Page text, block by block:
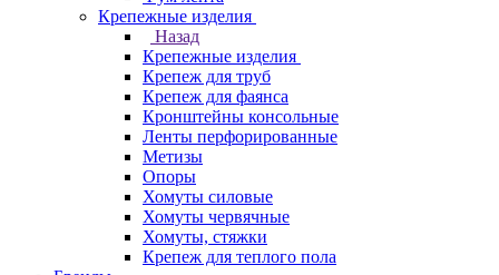
Крепежные изделия
Назад
Крепежные изделия
Крепеж для труб
Крепеж для фаянса
Кронштейны консольные
Ленты перфорированные
Метизы
Опоры
Хомуты силовые
Хомуты червячные
Хомуты, стяжки
Крепеж для теплого пола